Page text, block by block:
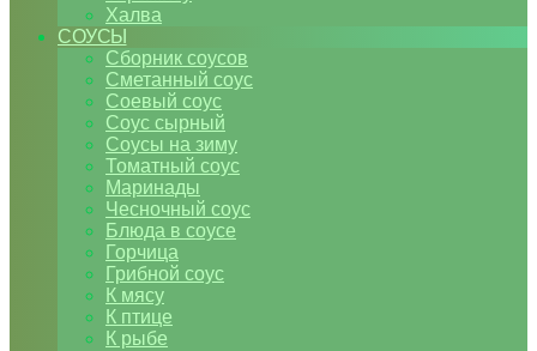
Халва
СОУСЫ
Сборник соусов
Сметанный соус
Соевый соус
Соус сырный
Соусы на зиму
Томатный соус
Маринады
Чесночный соус
Блюда в соусе
Горчица
Грибной соус
К мясу
К птице
К рыбе